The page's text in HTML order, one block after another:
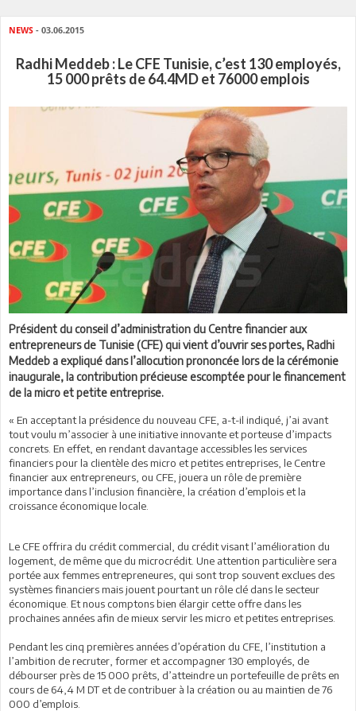
NEWS - 03.06.2015
Radhi Meddeb : Le CFE Tunisie, c’est 130 employés,
15 000 prêts de 64.4MD et 76000 emplois
Président du conseil d’administration du Centre financier aux
entrepreneurs de Tunisie (CFE) qui vient d’ouvrir ses portes, Radhi
Meddeb a expliqué dans l’allocution prononcée lors de la cérémonie
inaugurale, la contribution précieuse escomptée pour le financement
de la micro et petite entreprise.
« En acceptant la présidence du nouveau CFE, a-t-il indiqué, j’ai avant
tout voulu m’associer à une initiative innovante et porteuse d’impacts
concrets. En effet, en rendant davantage accessibles les services
financiers pour la clientèle des micro et petites entreprises, le Centre
financier aux entrepreneurs, ou CFE, jouera un rôle de première
importance dans l’inclusion financière, la création d’emplois et la
croissance économique locale.
Le CFE offrira du crédit commercial, du crédit visant l’amélioration du
logement, de même que du microcrédit. Une attention particulière sera
portée aux femmes entrepreneures, qui sont trop souvent exclues des
systèmes financiers mais jouent pourtant un rôle clé dans le secteur
économique. Et nous comptons bien élargir cette offre dans les
prochaines années afin de mieux servir les micro et petites entreprises.
Pendant les cinq premières années d’opération du CFE, l’institution a
l’ambition de recruter, former et accompagner 130 employés, de
débourser près de 15 000 prêts, d’atteindre un portefeuille de prêts en
cours de 64,4 M DT et de contribuer à la création ou au maintien de 76
000 d’emplois.